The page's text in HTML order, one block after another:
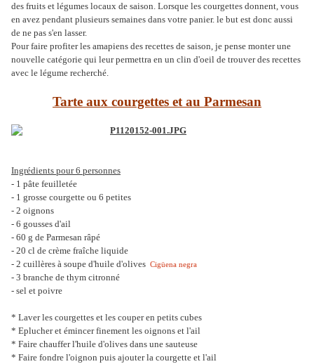
des fruits et légumes locaux de saison. Lorsque les courgettes donnent, vous
en avez pendant plusieurs semaines dans votre panier. le but est donc aussi
de ne pas s'en lasser.
Pour faire profiter les amapiens des recettes de saison, je pense monter une
nouvelle catégorie qui leur permettra en un clin d'oeil de trouver des recettes
avec le légume recherché.
Tarte aux courgettes et au Parmesan
Ingrédients pour 6 personnes
- 1 pâte feuilletée
- 1 grosse courgette ou 6 petites
- 2 oignons
- 6 gousses d'ail
- 60 g de Parmesan râpé
- 20 cl de crème fraîche liquide
- 2 cuillères à soupe d'huile d'olives Cigüena negra
- 3 branche de thym citronné
- sel et poivre
* Laver les courgettes et les couper en petits cubes
* Eplucher et émincer finement les oignons et l'ail
* Faire chauffer l'huile d'olives dans une sauteuse
* Faire fondre l'oignon puis ajouter la courgette et l'ail